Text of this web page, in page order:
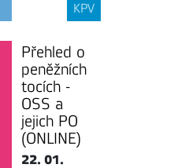
KPV
Přehled o
peněžních
tocích -
OSS a
jejich PO
(ONLINE)
22. 01.